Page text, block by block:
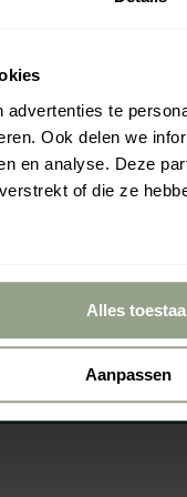
te
Ook delen we
en analyse. Deze
of die ze
Alles
Aanpassen
onpartijdig,
beheerd door